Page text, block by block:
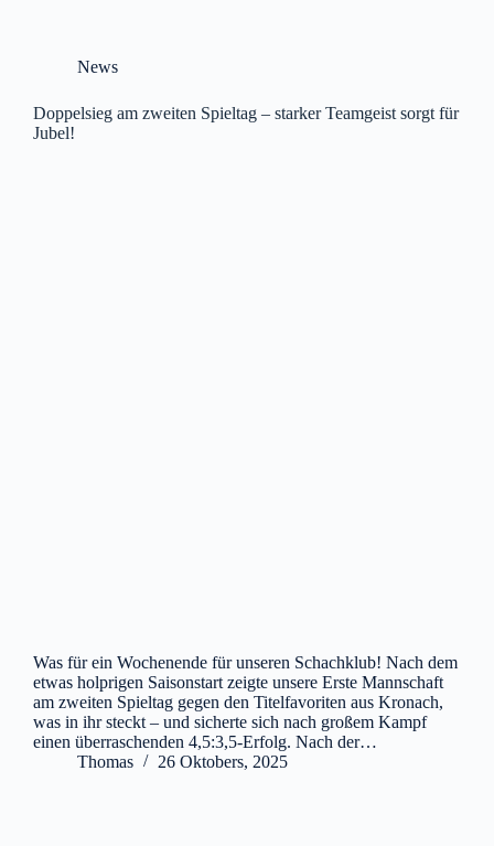
News
Doppelsieg am zweiten Spieltag – starker Teamgeist sorgt für
Jubel!
Was für ein Wochenende für unseren Schachklub! Nach dem
etwas holprigen Saisonstart zeigte unsere Erste Mannschaft
am zweiten Spieltag gegen den Titelfavoriten aus Kronach,
was in ihr steckt – und sicherte sich nach großem Kampf
einen überraschenden 4,5:3,5-Erfolg. Nach der…
Thomas
26 Oktobers, 2025